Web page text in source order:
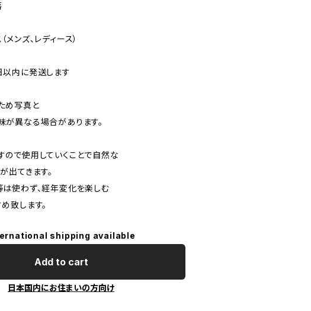
ンズ、レディース）
内に発送します
写真と
異なる場合があります。
で使用していくことで自然な
てきます。
使わず、経年変化を楽しむ
します。
shipping available
Add to cart
日本国内にお住まいの方向け